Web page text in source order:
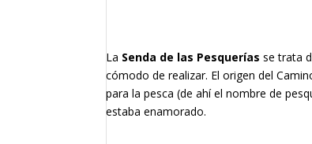
La Senda de las Pesquerías se trata
cómodo de realizar. El origen del
para la pesca (de ahí el nombre de
estaba enamorado.